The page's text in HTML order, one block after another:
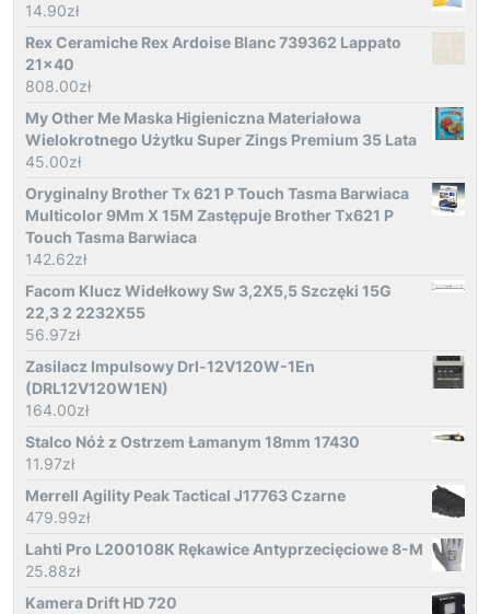
14.90zł
Rex Ceramiche Rex Ardoise Blanc 739362 Lappato
21x40
808.00zł
My Other Me Maska Higieniczna Materiałowa
Wielokrotnego Użytku Super Zings Premium 35 Lata
45.00zł
Oryginalny Brother Tx 621 P Touch Tasma Barwiaca
Multicolor 9Mm X 15M Zastępuje Brother Tx621 P
Touch Tasma Barwiaca
142.62zł
Facom Klucz Widełkowy Sw 3,2X5,5 Szczęki 15G
22,3 2 2232X55
56.97zł
Zasilacz Impulsowy Drl-12V120W-1En
(DRL12V120W1EN)
164.00zł
Stalco Nóż z Ostrzem Łamanym 18mm 17430
11.97zł
Merrell Agility Peak Tactical J17763 Czarne
479.99zł
Lahti Pro L200108K Rękawice Antyprzecięciowe 8-M
25.88zł
Kamera Drift HD 720